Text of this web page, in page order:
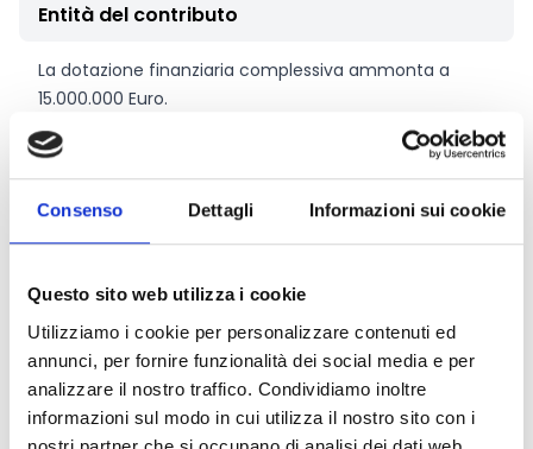
Consenso Dettagli Informazioni sui cookie
Questo sito web utilizza i cookie
Utilizziamo i cookie per personalizzare contenuti ed
annunci, per fornire funzionalità dei social media e per
analizzare il nostro traffico. Condividiamo inoltre
informazioni sul modo in cui utilizza il nostro sito con i
Entità del contributo
La dotazione finanziaria complessiva ammonta a
15.000.000 Euro.
Le iniziative imprenditoriali debbono prevedere
programmi di investimento con spese ammissibili di
importo non inferiore a 1.000.000 Euro. Nel caso di
programma d’investimento presentato da reti di
imprese, i singoli programmi d’investimento delle
spese ammissibili complessive non inferiori a 400.000
Euro. Le agevolazioni sono concesse nella forma del
contributo in conto impianti, dell’eventuale contributo
diretto alla spesa e del finanziamento agevolato, alle
condizioni ed entro i limiti delle intensità massime di
aiuto previste dal regolamento (UE) n. 651/2014